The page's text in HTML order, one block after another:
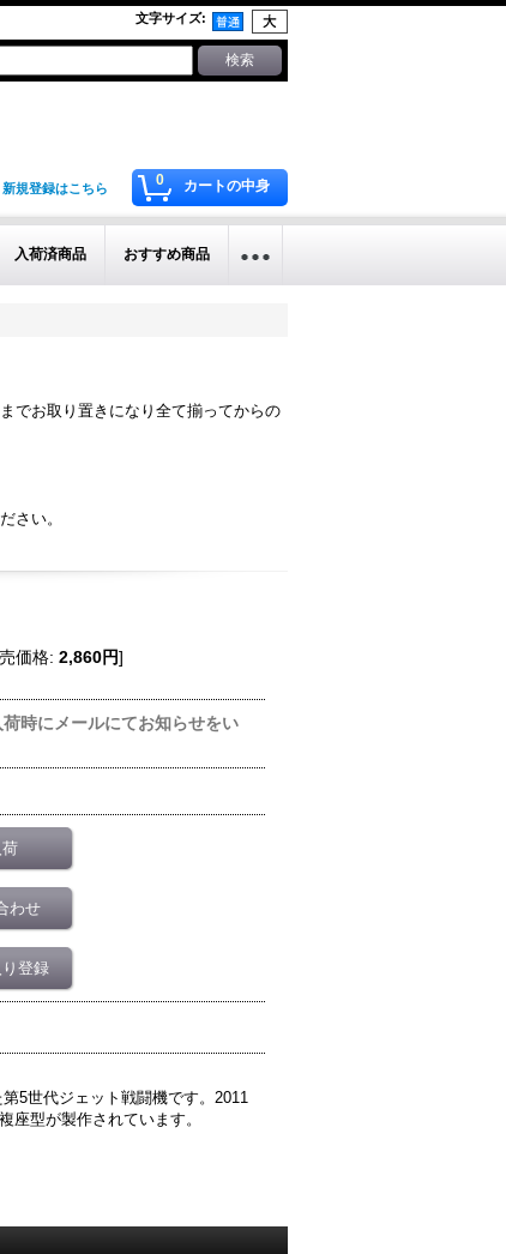
文字サイズ:
0 カートの中身
新規登録はこちら
入荷済商品 おすすめ商品
でお取り置きになり全て揃ってからの
さい。
価格: 2,860円]
時にメールにてお知らせをい
わせ
登録
5世代ジェット戦闘機です。2011
座型が製作されています。